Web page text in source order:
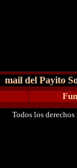
mail del Payito
Todos los